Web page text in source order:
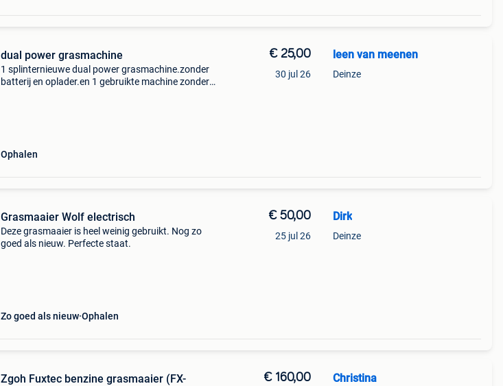
dual power grasmachine
1 splinternieuwe dual power grasmachine.zonder
batterij en oplader.en 1 gebruikte machine zonder
Ophalen
€ 25,00
30 jul 26
leen van meenen
Deinze
Grasmaaier Wolf electrisch
Deze grasmaaier is heel weinig gebruikt. Nog zo
goed als nieuw. Perfecte staat.
Zo goed als nieuw Ophalen
€ 50,00
25 jul 26
Dirk
Deinze
​Zgoh Fuxtec benzine grasmaaier (FX-
€ 160,00 Christina